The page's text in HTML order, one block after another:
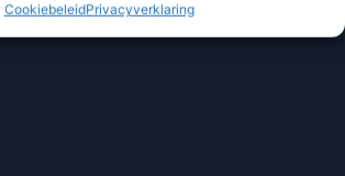
CookiebeleidPrivacyverklaring